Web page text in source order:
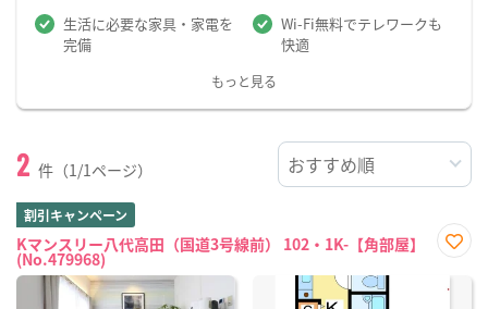
生活に必要な家具・家電を
完備
Wi-Fi無料でテレワークも
快適
もっと見る
2 件（1/1ページ）
割引キャンペーン
Kマンスリー八代高田（国道3号線前） 102・1K-【角部屋】
(No.479968)
に入
り登